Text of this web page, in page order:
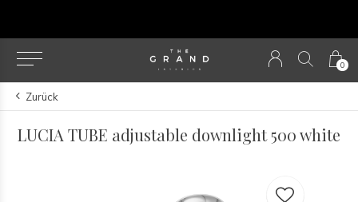
0
Zurück
LUCIA TUBE adjustable downlight 500 white